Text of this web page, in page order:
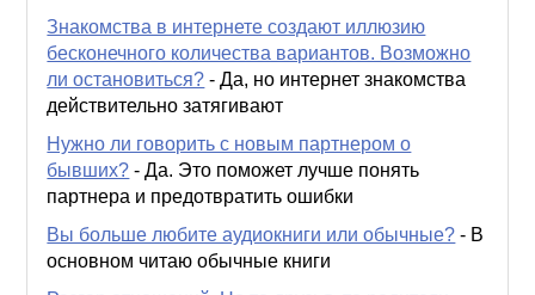
Знакомства в интернете создают иллюзию
бесконечного количества вариантов. Возможно
ли остановиться? -Да, но интернет знакомства
действительно затягивают
Нужно ли говорить с новым партнером о
бывших? -Да. Это поможет лучше понять
партнера и предотвратить ошибки
Вы больше любите аудиокниги или обычные? - В
основном читаю обычные книги